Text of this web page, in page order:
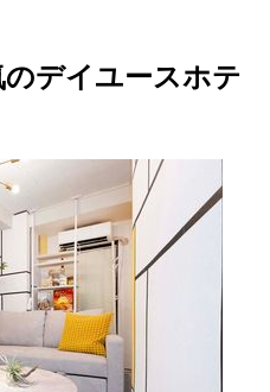
デイユースホテ